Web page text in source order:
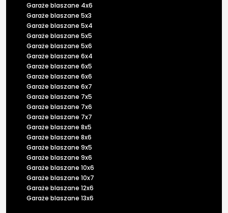
Garaże blaszane 4x6
Garaże blaszane 5x3
Garaże blaszane 5x4
Garaże blaszane 5x5
Garaże blaszane 5x6
Garaże blaszane 6x4
Garaże blaszane 6x5
Garaże blaszane 6x6
Garaże blaszane 6x7
Garaże blaszane 7x5
Garaże blaszane 7x6
Garaże blaszane 7x7
Garaże blaszane 8x5
Garaże blaszane 8x6
Garaże blaszane 9x5
Garaże blaszane 9x6
Garaże blaszane 10x6
Garaże blaszane 10x7
Garaże blaszane 12x6
Garaże blaszane 13x6